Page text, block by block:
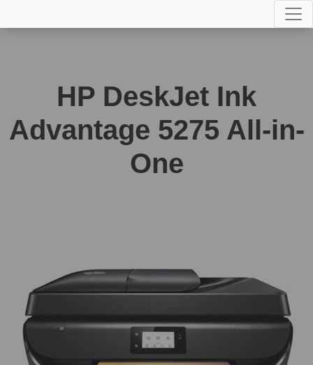
HP DeskJet Ink
Advantage 5275 All-in-
One